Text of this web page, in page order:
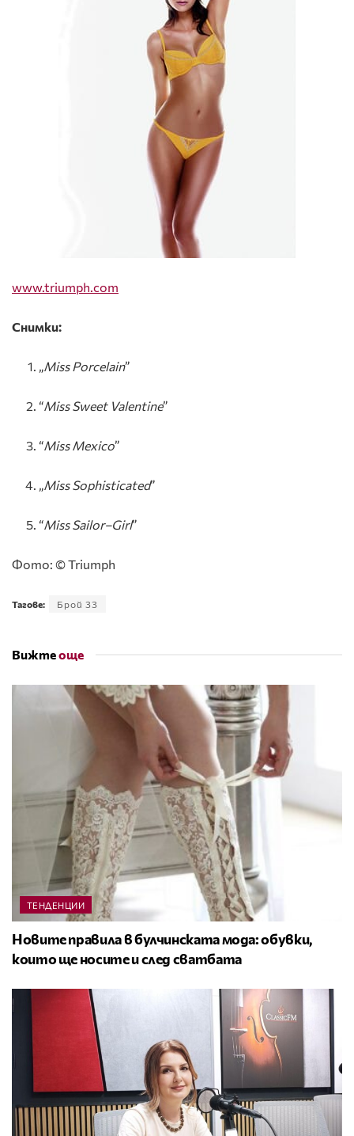
www.triumph.com
Снимки:
„MissPorcelain”
“MissSweet Valentine”
“MissMexico”
„MissSophisticated”
“MissSailor–Girl”
Фото: © Triumph
Тагове: Брой 33
Вижтеоще
ТЕНДЕНЦИИ
Новите правила в булчинската мода: обувки,
които ще носите и след сватбата